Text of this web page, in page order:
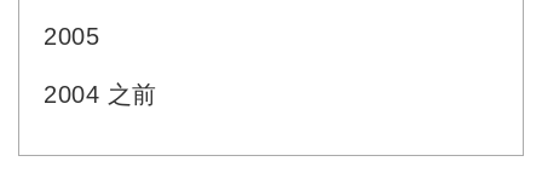
2005
2004 之前